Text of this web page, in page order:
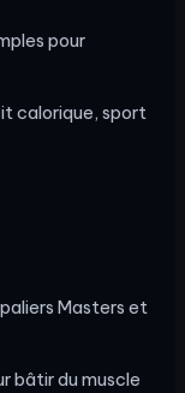
pour
calorique, sport
Masters et
bâtir du muscle